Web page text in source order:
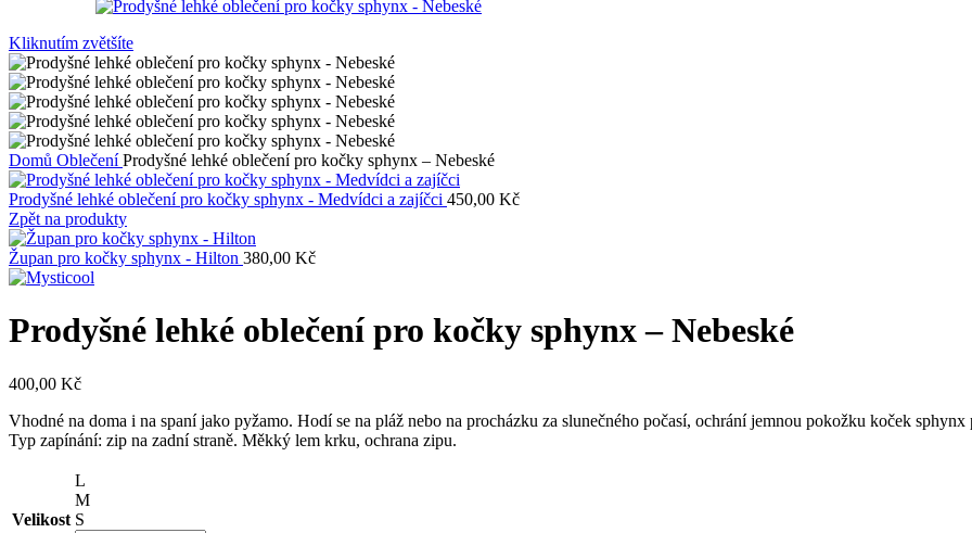
Kliknutím zvětšíte
Domů OblečeníProdyšné lehké oblečení pro kočky sphynx – Nebeské
Prodyšné lehké oblečení pro kočky sphynx - Medvídci a zajíčci 450,00 Kč
Zpět na produkty
Župan pro kočky sphynx - Hilton 380,00 Kč
Prodyšné lehké oblečení pro kočky sphynx – Nebeské
400,00 Kč
Vhodné na doma i na spaní jako pyžamo. Hodí se na pláž nebo na procházku za slunečného počasí, ochrání jemnou pokožku koček sphynx
Typ zapínání: zip na zadní straně. Měkký lem krku, ochrana zipu.
Velikost
L
M
S